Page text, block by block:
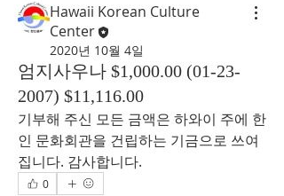
Hawaii Korean Culture
Center
2020년 10월 4일
엄지사우나 $1,000.00 (01-23-
2007) $11,116.00
기부해 주신 모든 금액은 하와이 주에 한
인 문화회관을 건립하는 기금으로 쓰여
집니다. 감사합니다.
0